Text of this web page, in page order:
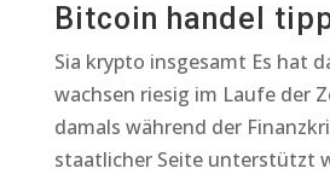
Bitcoin handel
Sia krypto insgesamt Es hat
wachsen riesig im Laufe der
damals während der
staatlicher Seite unterstützt